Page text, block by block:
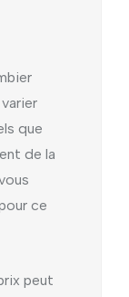
que
de la
ce
peut